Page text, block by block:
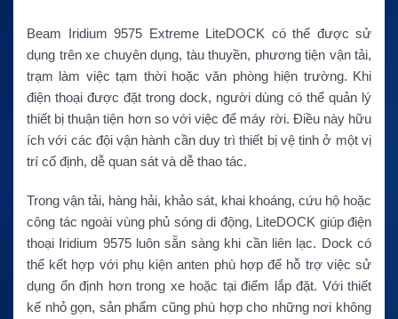
Beam Iridium 9575 Extreme LiteDOCK có thể được sử
dụng trên xe chuyên dụng, tàu thuyền, phương tiện vận tải,
trạm làm việc tạm thời hoặc văn phòng hiện trường. Khi
điện thoại được đặt trong dock, người dùng có thể quản lý
thiết bị thuận tiện hơn so với việc để máy rời. Điều này hữu
ích với các đội vận hành cần duy trì thiết bị vệ tinh ở một vị
trí cố định, dễ quan sát và dễ thao tác.
Trong vận tải, hàng hải, khảo sát, khai khoáng, cứu hộ hoặc
công tác ngoài vùng phủ sóng di động, LiteDOCK giúp điện
thoại Iridium 9575 luôn sẵn sàng khi cần liên lạc. Dock có
thể kết hợp với phụ kiện anten phù hợp để hỗ trợ việc sử
dụng ổn định hơn trong xe hoặc tại điểm lắp đặt. Với thiết
kế nhỏ gọn, sản phẩm cũng phù hợp cho những nơi không